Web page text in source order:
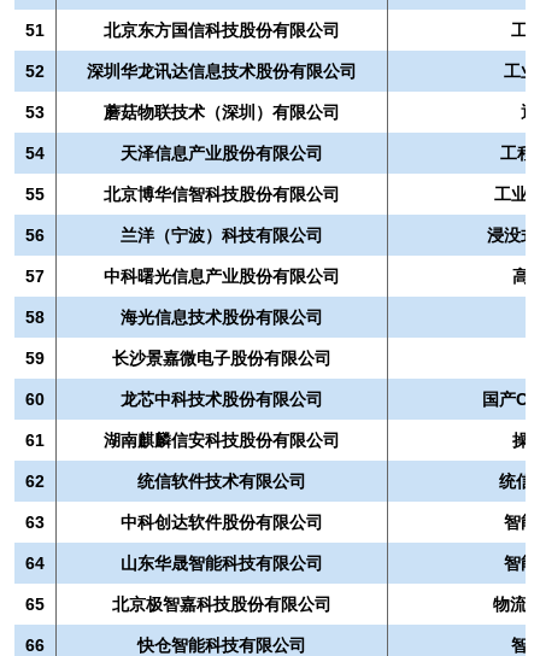
51 北京东方国信科技股份有限公司 工
52 深圳华龙讯达信息技术股份有限公司 工
53 蘑菇物联技术（深圳）有限公司
54 天泽信息产业股份有限公司 工程
55 北京博华信智科技股份有限公司 工业
56 兰洋（宁波）科技有限公司 浸没
57 中科曙光信息产业股份有限公司 高
58 海光信息技术股份有限公司
59 长沙景嘉微电子股份有限公司
60 龙芯中科技术股份有限公司 国产
61 湖南麒麟信安科技股份有限公司 操
62 统信软件技术有限公司 统信
63 中科创达软件股份有限公司 智
64 山东华晟智能科技有限公司 智
65 北京极智嘉科技股份有限公司 物流
66 快仓智能科技有限公司 智